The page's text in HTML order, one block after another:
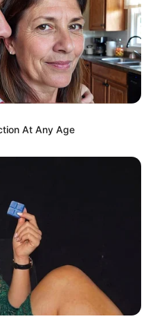
Completely Preventable
Scenes Still Trending
At Any Age